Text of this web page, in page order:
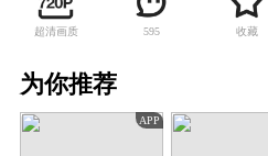
审戡，从未出
这是以死谢罪
格提升为大理
超清画质 595 收藏
为你推荐
APP